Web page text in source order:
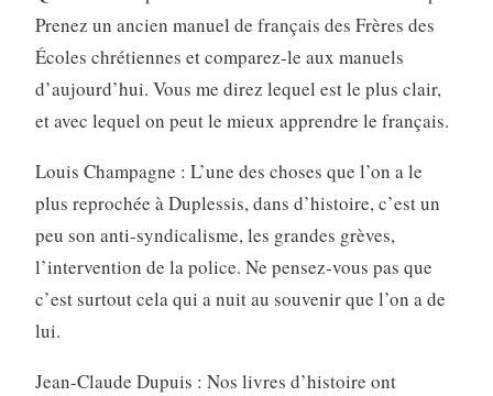
Prenez un ancien manuel de français des Frères des
Écoles chrétiennes et comparez-le aux manuels
d’aujourd’hui. Vous me direz lequel est le plus clair,
et avec lequel on peut le mieux apprendre le français.
Louis Champagne : L’une des choses que l’on a le
plus reprochée à Duplessis, dans d’histoire, c’est un
peu son anti-syndicalisme, les grandes grèves,
l’intervention de la police. Ne pensez-vous pas que
c’est surtout cela qui a nuit au souvenir que l’on a de
lui.
Jean-Claude Dupuis : Nos livres d’histoire ont